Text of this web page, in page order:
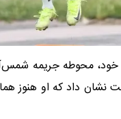
محوطه جریمه
نشان داد که او هنوز